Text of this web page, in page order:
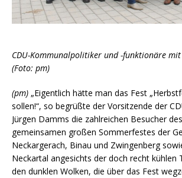
CDU-Kommunalpolitiker und -funktionäre mit
(Foto: pm)
(pm) „Eigentlich hätte man das Fest
sollen!“, so begrüßte der Vorsitzende der
Jürgen Damms die zahlreichen Besucher
gemeinsamen großen Sommerfestes der
Neckargerach, Binau und Zwingenberg
Neckartal angesichts der doch recht kühlen
den dunklen Wolken, die über das Fest